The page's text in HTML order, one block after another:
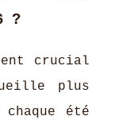
?
crucial
plus
été